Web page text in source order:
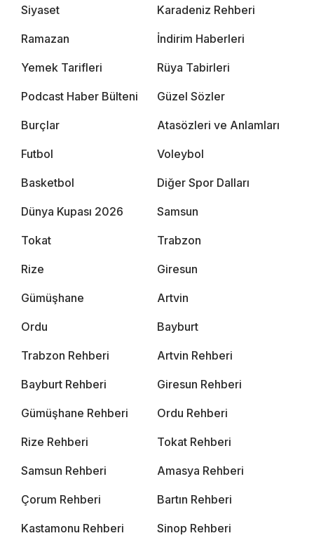
Siyaset Karadeniz Rehberi
Ramazan İndirim Haberleri
Yemek Tarifleri Rüya Tabirleri
Podcast Haber Bülteni Güzel Sözler
Burçlar Atasözleri ve Anlamları
Futbol Voleybol
Basketbol Diğer Spor Dalları
Dünya Kupası 2026 Samsun
Tokat Trabzon
Rize Giresun
Gümüşhane Artvin
Ordu Bayburt
Trabzon Rehberi Artvin Rehberi
Bayburt Rehberi Giresun Rehberi
Gümüşhane Rehberi Ordu Rehberi
Rize Rehberi Tokat Rehberi
Samsun Rehberi Amasya Rehberi
Çorum Rehberi Bartın Rehberi
Kastamonu Rehberi Sinop Rehberi